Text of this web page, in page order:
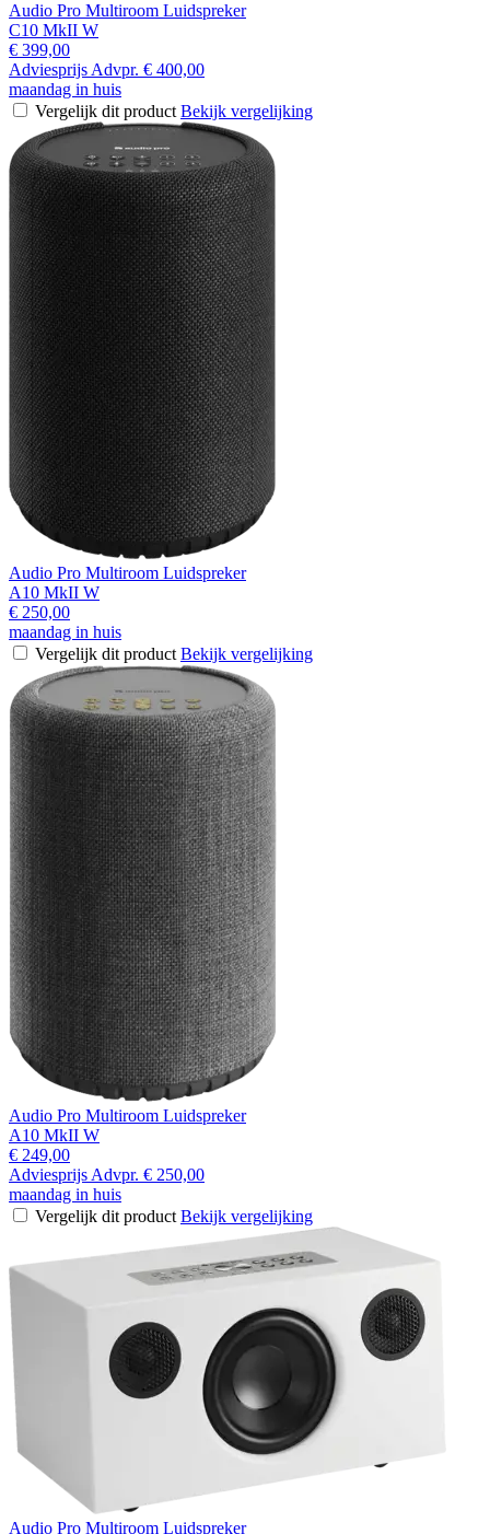
Audio Pro Multiroom Luidspreker
C10 MkII W
€ 399,00
Adviesprijs Advpr. € 400,00
maandag in huis
Vergelijk dit product Bekijk vergelijking
Audio Pro Multiroom Luidspreker
A10 MkII W
€ 250,00
maandag in huis
Vergelijk dit product Bekijk vergelijking
Audio Pro Multiroom Luidspreker
A10 MkII W
€ 249,00
Adviesprijs Advpr. € 250,00
maandag in huis
Vergelijk dit product Bekijk vergelijking
Audio Pro Multiroom Luidspreker